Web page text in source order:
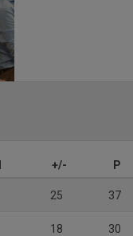
+/- P
25 37
18 30